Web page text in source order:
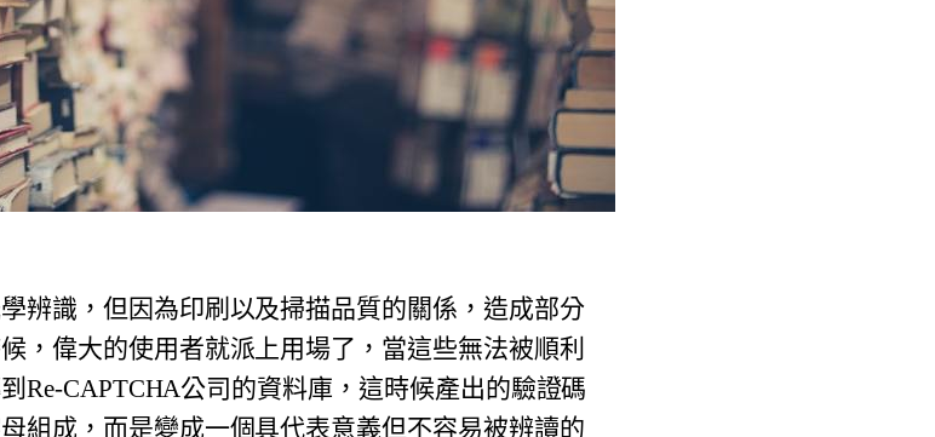
辨識， 但因為印刷以及掃描品質的關係，造成部分
，偉大的使用者就派上用場了， 當這些無法被順利
Re-CAPTCHA公司的資料庫， 這時候產出的驗證碼
組成， 而是變成一個具代表意義但不容易被辨讀的